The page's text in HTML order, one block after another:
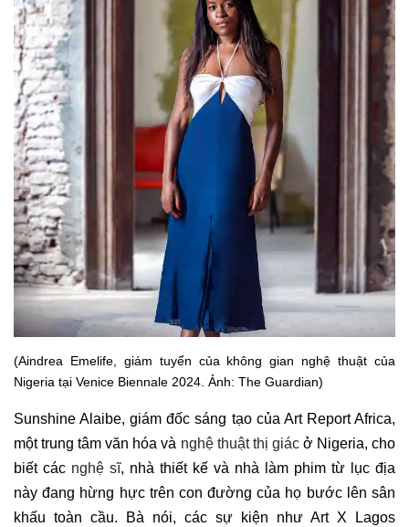
(Aindrea Emelife, giám tuyển của không gian nghệ thuật của
Nigeria tại Venice Biennale 2024. Ảnh: The Guardian)
Sunshine Alaibe, giám đốc sáng tạo của Art Report Africa,
một trung tâm văn hóa và nghệ thuật thị giácở Nigeria, cho
biết các nghệ sĩ, nhà thiết kế và nhà làm phim từ lục địa
này đang hừng hực trên con đường của họ bước lên sân
khấu toàn cầu. Bà nói, các sự kiện như Art X Lagos